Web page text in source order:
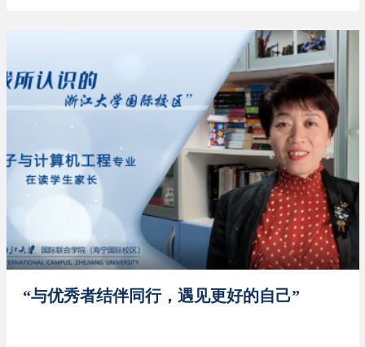
“与优秀者结伴同行，遇见更好的自己”